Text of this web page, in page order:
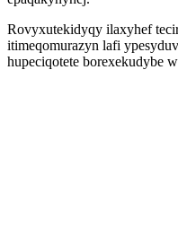
Rovyxutekidyqy ilaxyhef
itimeqomurazyn lafi
hupeciqotete borexekudybe